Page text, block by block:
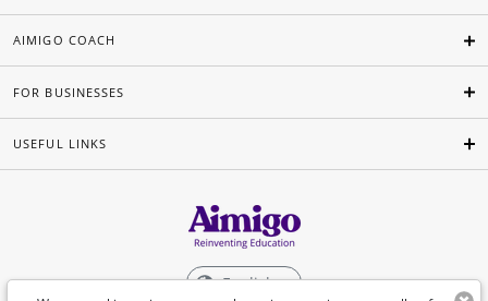
AIMIGO COACH
FOR BUSINESSES
USEFUL LINKS
English